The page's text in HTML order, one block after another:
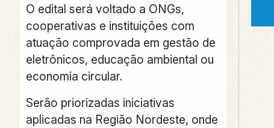
O edital será voltado a ONGs,
cooperativas e instituições com
atuação comprovada em gestão de
eletrônicos, educação ambiental ou
economia circular.
Serão priorizadas iniciativas
aplicadas na Região Nordeste, onde